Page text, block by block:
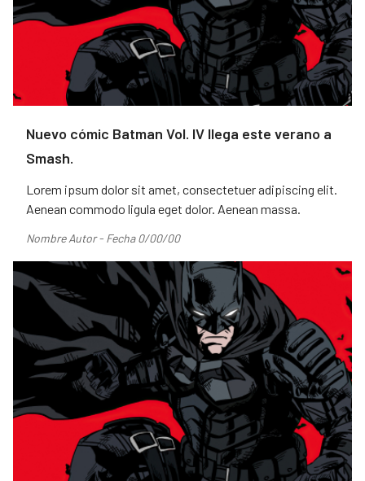
Nuevo cómic Batman Vol. IV llega este verano a
Smash.
Lorem ipsum dolor sit amet, consectetuer adipiscing elit.
Aenean commodo ligula eget dolor. Aenean massa.
Nombre Autor - Fecha 0/00/00